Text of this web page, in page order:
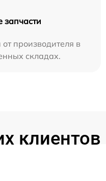
запчасти
производителя в
складах.
клиентов